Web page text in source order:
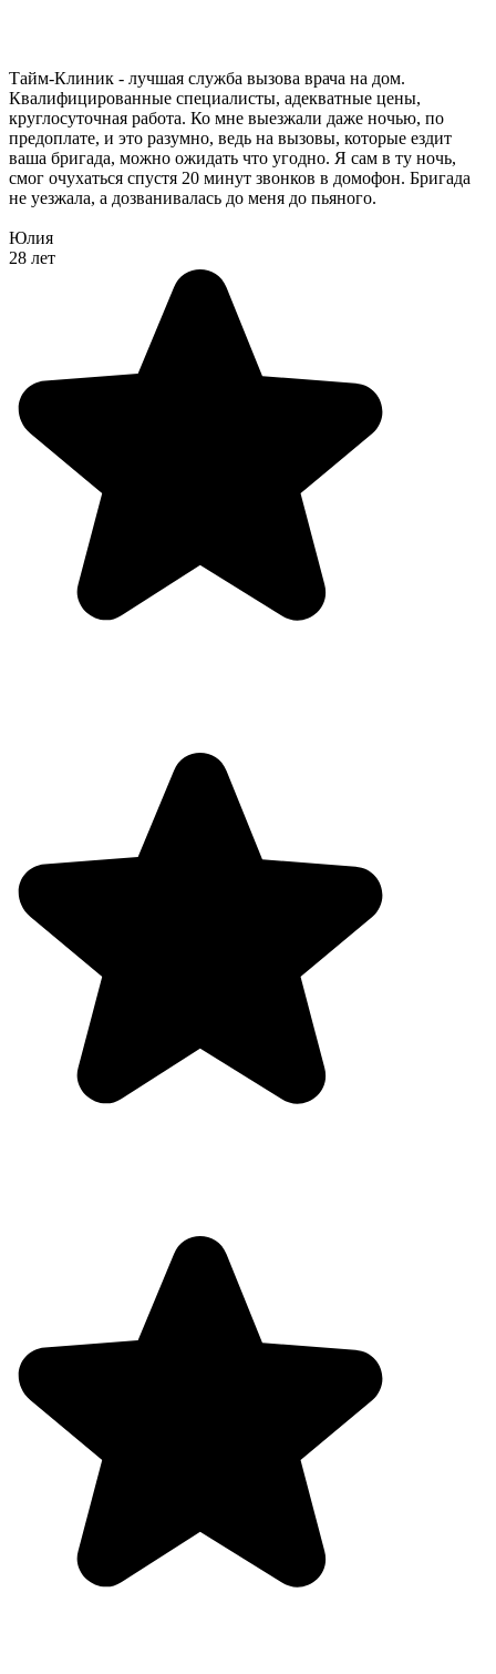
Тайм-Клиник - лучшая служба вызова врача на дом.
Квалифицированные специалисты, адекватные цены,
круглосуточная работа. Ко мне выезжали даже ночью, по
предоплате, и это разумно, ведь на вызовы, которые ездит
ваша бригада, можно ожидать что угодно. Я сам в ту ночь,
смог очухаться спустя 20 минут звонков в домофон. Бригада
не уезжала, а дозванивалась до меня до пьяного.
Юлия
28 лет